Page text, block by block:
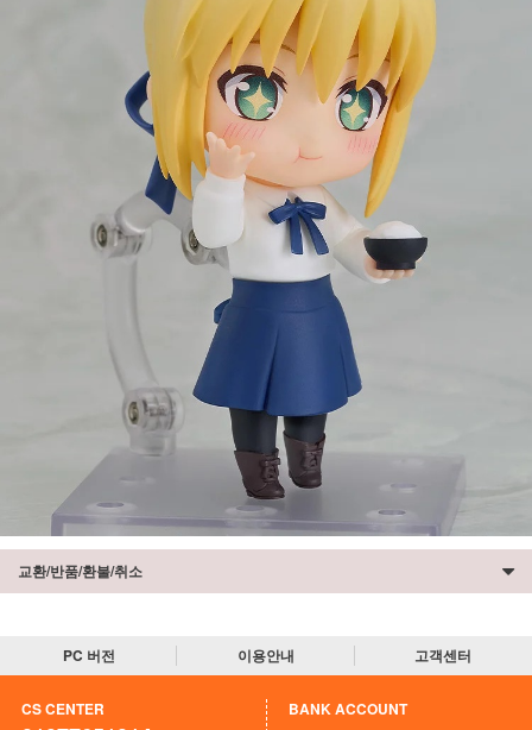
교환/반품/환불/취소
PC 버전 이용안내 고객센터
CS CENTER
BANK ACCOUNT